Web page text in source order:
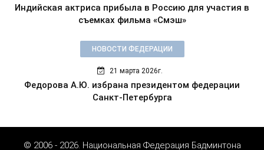
Индийская актриса прибыла в Россию для участия в
съемках фильма «Смэш»
НОВОСТИ ФЕДЕРАЦИИ
21 марта 2026г.
Федорова А.Ю. избрана президентом федерации
Санкт-Петербурга
© 2006 - 2026. Национальная Федерация Бадминтона